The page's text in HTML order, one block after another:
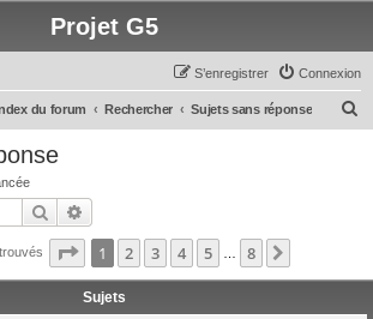
Projet G5
Connexion
S’enregistrer
du forum Rechercher Sujets sans réponse
c
Rechercher
Page 1sur8
1 2 3 4 5 8
Sujets